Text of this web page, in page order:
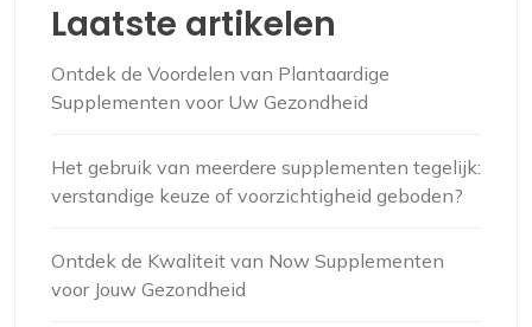
Laatste artikelen
Ontdek de Voordelen van Plantaardige
Supplementen voor Uw Gezondheid
Het gebruik van meerdere supplementen tegelijk:
verstandige keuze of voorzichtigheid geboden?
Ontdek de Kwaliteit van Now Supplementen
voor Jouw Gezondheid